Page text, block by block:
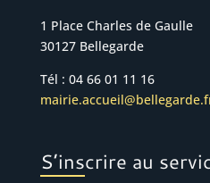
1 Place Charles de Gaulle
30127 Bellegarde
Tél : 04 66 01 11 16
S’inscrire au